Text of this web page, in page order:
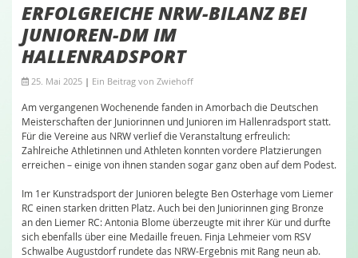
ERFOLGREICHE NRW-BILANZ BEI
JUNIOREN-DM IM
HALLENRADSPORT
25. Mai 2025 | Ein Beitrag von Zwiehoff
Am vergangenen Wochenende fanden in Amorbach die Deutschen
Meisterschaften der Juniorinnen und Junioren im Hallenradsport statt.
Für die Vereine aus NRW verlief die Veranstaltung erfreulich:
Zahlreiche Athletinnen und Athleten konnten vordere Platzierungen
erreichen – einige von ihnen standen sogar ganz oben auf dem Podest.
Im 1er Kunstradsport der Junioren belegte Ben Osterhage vom Liemer
RC einen starken dritten Platz. Auch bei den Juniorinnen ging Bronze
an den Liemer RC: Antonia Blome überzeugte mit ihrer Kür und durfte
sich ebenfalls über eine Medaille freuen. Finja Lehmeier vom RSV
Schwalbe Augustdorf rundete das NRW-Ergebnis mit Rang neun ab.